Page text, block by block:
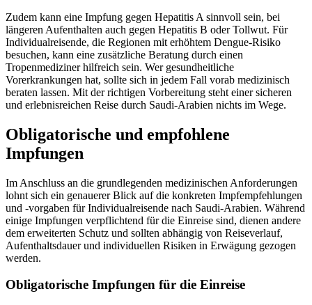
Zudem kann eine Impfung gegen Hepatitis A sinnvoll sein, bei
längeren Aufenthalten auch gegen Hepatitis B oder Tollwut. Für
Individualreisende, die Regionen mit erhöhtem Dengue-Risiko
besuchen, kann eine zusätzliche Beratung durch einen
Tropenmediziner hilfreich sein. Wer gesundheitliche
Vorerkrankungen hat, sollte sich in jedem Fall vorab medizinisch
beraten lassen. Mit der richtigen Vorbereitung steht einer sicheren
und erlebnisreichen Reise durch Saudi-Arabien nichts im Wege.
Obligatorische und empfohlene
Impfungen
Im Anschluss an die grundlegenden medizinischen Anforderungen
lohnt sich ein genauerer Blick auf die konkreten Impfempfehlungen
und -vorgaben für Individualreisende nach Saudi-Arabien. Während
einige Impfungen verpflichtend für die Einreise sind, dienen andere
dem erweiterten Schutz und sollten abhängig von Reiseverlauf,
Aufenthaltsdauer und individuellen Risiken in Erwägung gezogen
werden.
Obligatorische Impfungen für die Einreise